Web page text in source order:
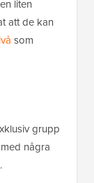
liten
att de kan
som
grupp
några